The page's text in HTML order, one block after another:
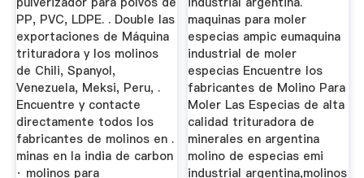
PP, PVC, LDPE. . Double las
exportaciones de Máquina
trituradora y los molinos
de Chili, Spanyol,
Venezuela, Meksi, Peru, .
Encuentre y contacte
directamente todos los
fabricantes de molinos en .
minas en la india de carbon
· molinos para
maquinas para moler
especias ampic eumaquina
industrial de moler
especias Encuentre los
fabricantes de Molino Para
Moler Las Especias de alta
calidad trituradora de
minerales en argentina
molino de especias emi
industrial argentina,molinos